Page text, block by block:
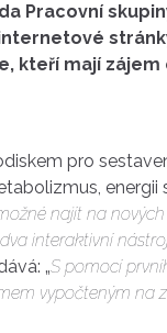
Pracovní
kteří mají zájem
pro
najít na
interaktivní
„S pomocí
vypočteným na